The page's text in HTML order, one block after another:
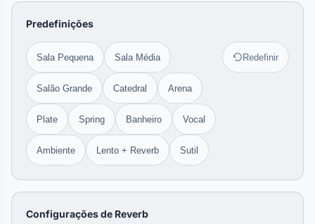
Predefinições
Sala Pequena Sala Média
Salão Grande Catedral Arena
Plate Spring Banheiro Vocal
Ambiente Lento + Reverb Sutil
Redefinir
Configurações de Reverb